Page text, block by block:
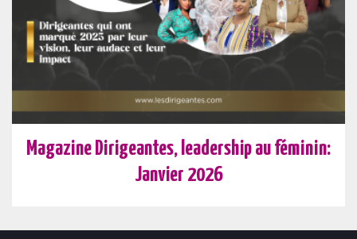
Magazine Dirigeantes, leadership au féminin:
Janvier 2026